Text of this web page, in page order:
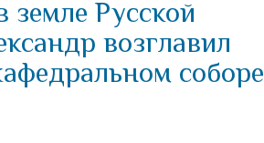
земле Русской
возглавил
соборе